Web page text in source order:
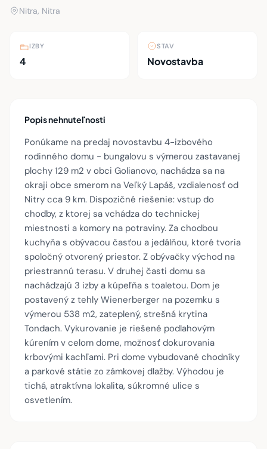
Nitra, Nitra
IZBY
4
STAV
Novostavba
Popis nehnuteľnosti
Ponúkame na predaj novostavbu 4-izbového
rodinného domu - bungalovu s výmerou zastavanej
plochy 129 m2 v obci Golianovo, nachádza sa na
okraji obce smerom na Veľký Lapáš, vzdialenosť od
Nitry cca 9 km. Dispozičné riešenie: vstup do
chodby, z ktorej sa vchádza do technickej
miestnosti a komory na potraviny. Za chodbou
kuchyňa s obývacou časťou a jedálňou, ktoré tvoria
spoločný otvorený priestor. Z obývačky východ na
priestrannú terasu. V druhej časti domu sa
nachádzajú 3 izby a kúpeľňa s toaletou. Dom je
postavený z tehly Wienerberger na pozemku s
výmerou 538 m2, zateplený, strešná krytina
Tondach. Vykurovanie je riešené podlahovým
kúrením v celom dome, možnosť dokurovania
krbovými kachľami. Pri dome vybudované chodníky
a parkové státie zo zámkovej dlažby. Výhodou je
tichá, atraktívna lokalita, súkromné ulice s
osvetlením.